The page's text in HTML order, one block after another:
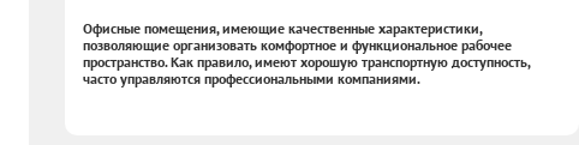
Офисные помещения, имеющие качественные характеристики,
позволяющие организовать комфортное и функциональное рабочее
пространство. Как правило, имеют хорошую транспортную доступность,
часто управляются профессиональными компаниями.